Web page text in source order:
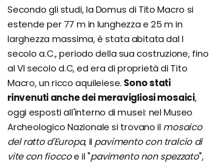
Secondo gli studi, la Domus di Tito Macro si
estende per 77 m in lunghezza e 25 m in
larghezza massima, è stata abitata dal I
secolo a.C., periodo della sua costruzione, fino
al VI secolo d.C, ed era di proprietà di Tito
Macro, un ricco aquileiese. Sono stati
rinvenuti anche dei meravigliosi mosaici,
oggi esposti all'interno di musei: nel Museo
Archeologico Nazionale si trovano il mosaico
del ratto d'Europa, il pavimento con tralcio di
vite con fioccoe il "pavimento non spezzato",